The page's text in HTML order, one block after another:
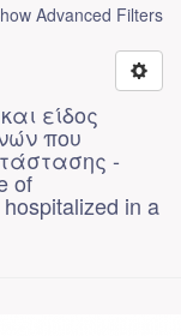
Advanced Filters
είδος
που
-
of
in a